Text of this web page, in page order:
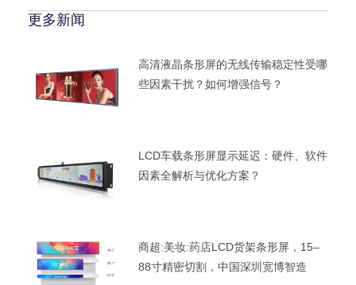
更多新闻
高清液晶条形屏的无线传输稳定性受哪
些因素干扰？如何增强信号？
LCD车载条形屏显示延迟：硬件、软件
因素全解析与优化方案？
商超:美妆:药店LCD货架条形屏，15–
88寸精密切割，中国深圳宽博智造